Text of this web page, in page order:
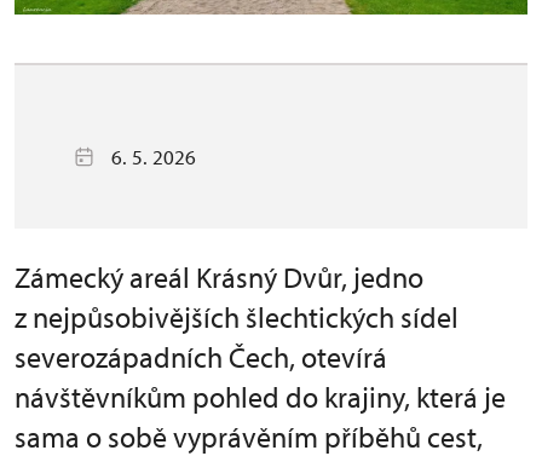
6. 5. 2026
Zámecký areál Krásný Dvůr, jedno
z nejpůsobivějších šlechtických sídel
severozápadních Čech, otevírá
návštěvníkům pohled do krajiny, která je
sama o sobě vyprávěním příběhů cest,